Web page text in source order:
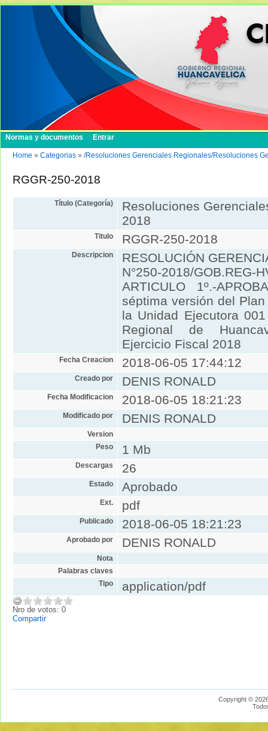
Normas y documentos Entrar
Home » Categorias » /Resoluciones Gerenciales Regionales/Resoluciones
RGGR-250-2018
Título (Categoría)
Resoluciones
2018
Titulo RGGR-250-2018
Descripcion
RESOLUCIÓN
N°250-2018/GOB.REG-
ARTICULO 1º.-
séptima versión del
la Unidad Ejecutora
Regional de
Ejercicio Fiscal 2018
Fecha Creacion 2018-06-05 17:44:12
Creado por DENIS RONALD
Fecha Modificacion 2018-06-05 18:21:23
Modificado por DENIS RONALD
Version
Peso
1 Mb
Descargas 26
Estado Aprobado
Ext. pdf
Publicado 2018-06-05 18:21:23
Aprobado por DENIS RONALD
Nota
Palabras claves
Tipo
application/pdf
Nro de votos: 0
Compartir
Copyright ©